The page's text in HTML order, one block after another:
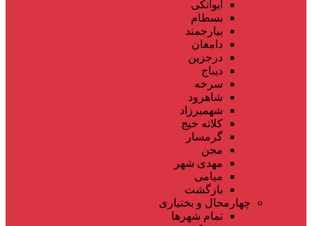
ایوانکی
بسطام
بیارجمند
دامغان
درجزین
دیباج
سرخه
شاهرود
شهمیرزاد
کلاته خیج
گرمسار
مجن
مهدی شهر
میامی
بازگشت
چهارمحال و بختیاری
تمام شهر‌ها